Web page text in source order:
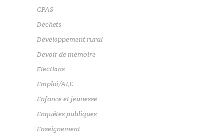
CPAS
Déchets
Développement rural
Devoir de mémoire
Elections
Emploi/ALE
Enfance et jeunesse
Enquêtes publiques
Enseignement